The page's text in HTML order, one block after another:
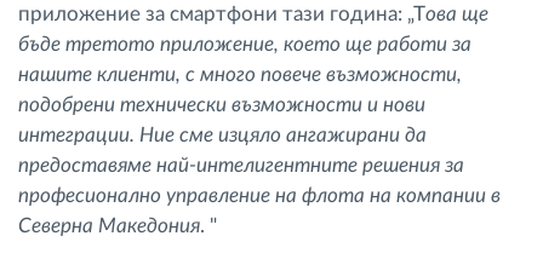
приложение за смартфони тази година: „Това ще
бъде третото приложение, което ще работи за
нашите клиенти, с много повече възможности,
подобрени технически възможности и нови
интеграции. Ние сме изцяло ангажирани да
предоставяме най-интелигентните решения за
професионално управление на флота на компании в
Северна Македония. "